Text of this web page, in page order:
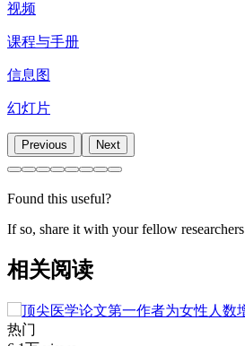
视频
课程与手册
信息图
幻灯片
Previous Next
Found this useful?
If so, share it with your fellow researchers
相关阅读
热门